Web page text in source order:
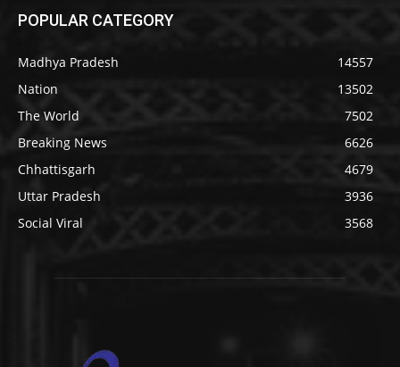
POPULAR CATEGORY
Madhya Pradesh
14557
Nation
13502
The World
7502
Breaking News
6626
Chhattisgarh
4679
Uttar Pradesh
3936
Social Viral
3568